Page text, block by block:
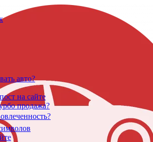
авто?
на сайте
продажа?